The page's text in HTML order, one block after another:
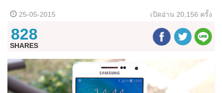
25-05-2015 เปิดอ่าน 20,156 ครั้ง
828
SHARES